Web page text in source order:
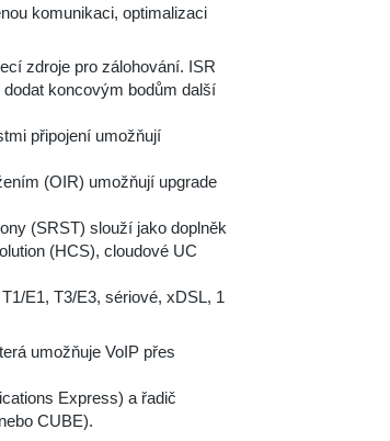
komunikaci, optimalizaci
zdroje pro zálohování. ISR
koncovým bodům další
připojení umožňují
(OIR) umožňují upgrade
(SRST) slouží jako doplněk
(HCS), cloudové UC
E1, T3/E3, sériové, xDSL, 1
umožňuje VoIP přes
Express) a řadič
CUBE).